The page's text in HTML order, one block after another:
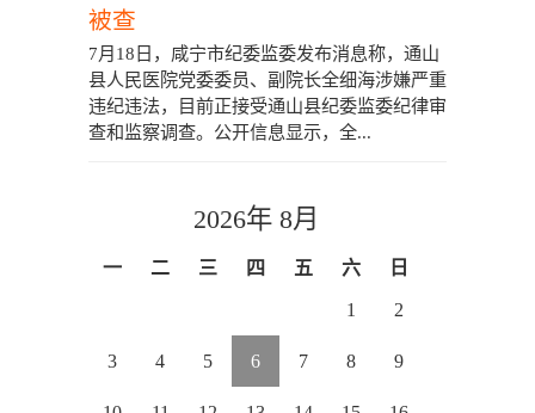
被查
7月18日，咸宁市纪委监委发布消息称，通山
县人民医院党委委员、副院长全细海涉嫌严重
违纪违法，目前正接受通山县纪委监委纪律审
查和监察调查。公开信息显示，全...
2026年 8月
一 二 三 四 五 六 日
1 2
3 4 5 6 7 8 9